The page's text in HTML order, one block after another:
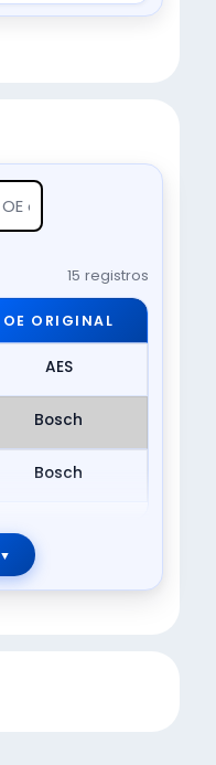
15 registros
OE ORIGINAL
AES
Bosch
Bosch